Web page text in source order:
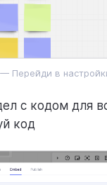
Перейди в
с кодом для
код